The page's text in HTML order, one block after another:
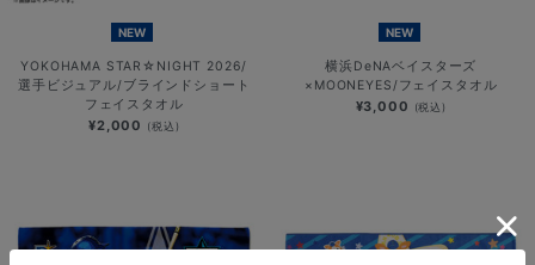
NEW
YOKOHAMA STAR☆NIGHT 2026/
選手ビジュアル/ブラインドショート
フェイスタオル
¥2,000 (税込)
NEW
横浜DeNAベイスターズ
×MOONEYES/フェイスタオル
¥3,000 (税込)